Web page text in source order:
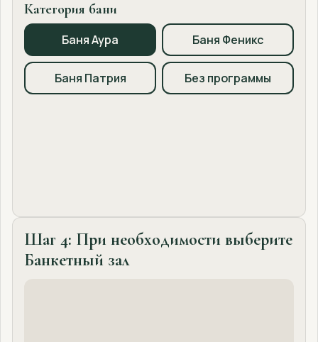
Категория бани
Баня Аура Баня Феникс
Баня Патрия Без программы
Шаг 4: При необходимости выберите
Банкетный зал